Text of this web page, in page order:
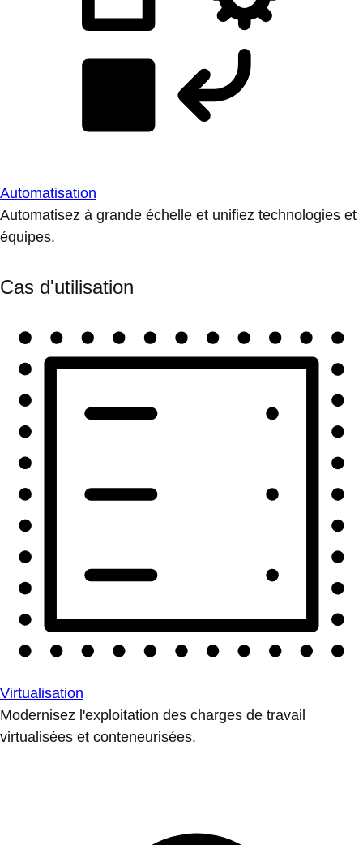
Automatisation
Automatisez à grande échelle et unifiez technologies et
équipes.
Cas d'utilisation
Virtualisation
Modernisez l'exploitation des charges de travail
virtualisées et conteneurisées.